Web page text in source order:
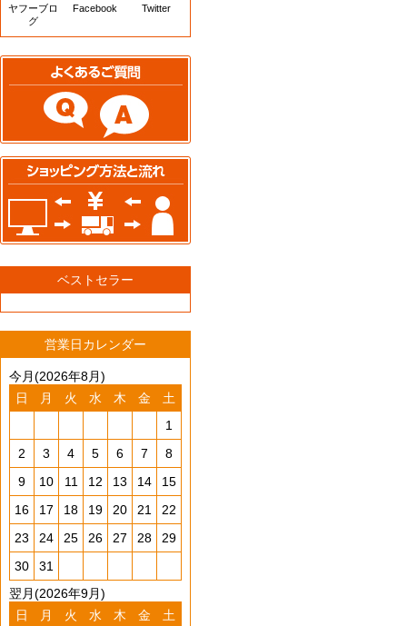
ヤフーブロ
グ
Facebook Twitter
ベストセラー
営業日カレンダー
今月(2026年8月)
日
月 火 水 木 金
土
1
2
3 4 5 6 7
8
9
10 11 12 13 14
15
16
17 18 19 20 21
22
23
24 25 26 27 28
29
30
31
翌月(2026年9月)
日
月 火 水 木 金
土